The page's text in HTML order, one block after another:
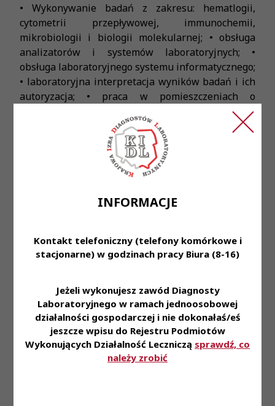
INFORMACJE
Kontakt telefoniczny (telefony komórkowe i
stacjonarne) w godzinach pracy Biura (8-16)
Jeżeli wykonujesz zawód Diagnosty
Laboratoryjnego w ramach jednoosobowej
działalności gospodarczej i nie dokonałaś/eś
jeszcze wpisu do Rejestru Podmiotów
Wykonujących Działalność Leczniczą sprawdź, co
należy zrobić
• Wykonywanie badań z zakresu: hematlogii,
cytometrii przepływowej, immunochemii,
mikrobiologii i biologii molekularnej; • obsługa
analizatorów i systemów laboratoryjnych; •
obsługa laboratoryjnego systemu informatycznego;
• laboratoryjna interpretacja wyników badań i ich
autoryzacja; • praca w pomieszczeniach o
podwyższonych klasach czystości; • prowadzenie
dokumentacji medycznej i laboratoryjnej.
• Wykształcenie wyższe kierunkowe; • aktualne
laboratoryjnego (PWZDL) – wymaganie niezbędne
umiejętność pracy w zespole.
• Pracę w zespole, stawiającym na współpracę i
wzajemne wsparcie. • Możliwość rozwoju i
podnoszenia kwalifikacji w segmencie medycyny
regeneracyjnej. • Pracę dwuzmianową w godzinach
07:30-15:05, 11:30-19:00